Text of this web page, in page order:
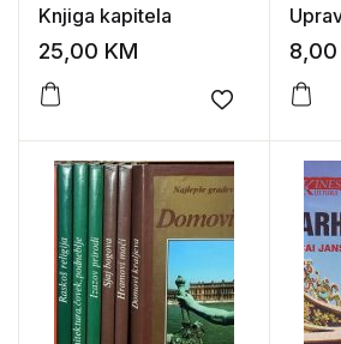
Knjiga kapitela
25,00 KM
Add to
8,00